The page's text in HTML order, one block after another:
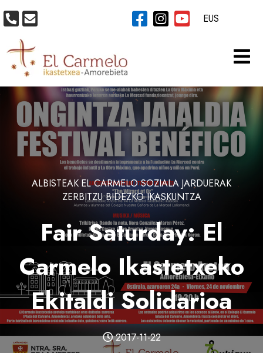
ALBISTEAK EL CARMELO SOZIALA JARDUERAK
ZERBITZU BIDEZKO IKASKUNTZA
Fair Saturday: El
Carmelo Ikastetxeko
Ekitaldi Solidarioa
2017-11-22
EUS